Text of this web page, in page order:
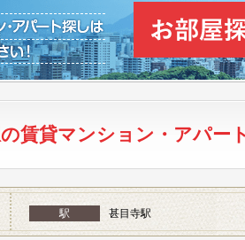
賃貸マンション・アパー
駅 甚目寺駅